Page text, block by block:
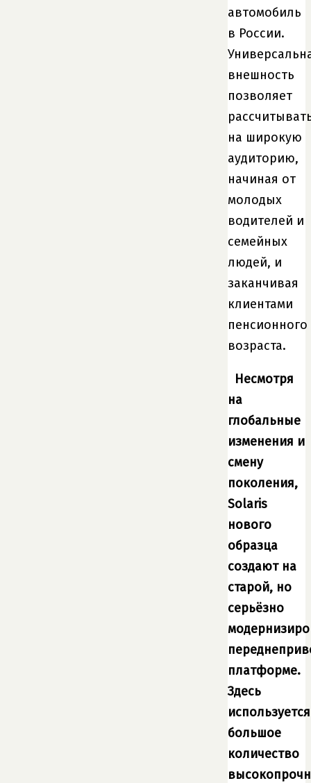
автомобиль
в России.
внешность
позволяет
на широкую
аудиторию,
начиная от
молодых
водителей и
семейных
людей, и
заканчивая
клиентами
пенсионного
возраста.
Несмотря
на
глобальные
изменения и
смену
поколения,
Solaris
нового
образца
создают на
старой, но
серьёзно
платформе.
Здесь
используется
большое
количество